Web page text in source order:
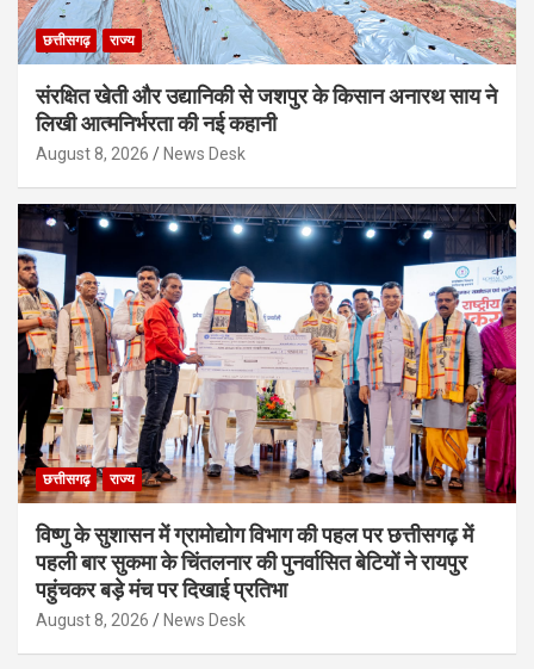
छत्तीसगढ़ राज्य
संरक्षित खेती और उद्यानिकी से जशपुर के किसान अनारथ साय ने
लिखी आत्मनिर्भरता की नई कहानी
August 8, 2026 News Desk
छत्तीसगढ़ राज्य
विष्णु के सुशासन में ग्रामोद्योग विभाग की पहल पर छत्तीसगढ़ में
पहली बार सुकमा के चिंतलनार की पुनर्वासित बेटियों ने रायपुर
पहुंचकर बड़े मंच पर दिखाई प्रतिभा
August 8, 2026 News Desk